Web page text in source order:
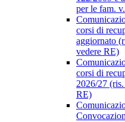
per le fam.
corsi di
aggiornato
vedere RE)
corsi di
2026/27
RE)